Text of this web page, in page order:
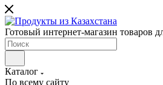
Готовый интернет-магазин товаров
Каталог
По всему сайту